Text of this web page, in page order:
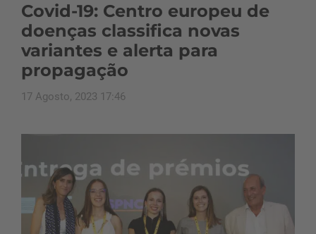
Covid-19: Centro europeu de
doenças classifica novas
variantes e alerta para
propagação
17 Agosto, 2023 17:46